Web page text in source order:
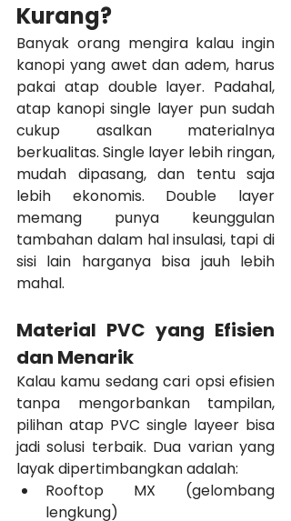
Kurang?
Banyak orang mengira kalau ingin
kanopi yang awet dan adem, harus
pakai atap double layer. Padahal,
atap kanopi single layer pun sudah
cukup asalkan materialnya
berkualitas. Single layer lebih ringan,
mudah dipasang, dan tentu saja
lebih ekonomis. Double layer
memang punya keunggulan
tambahan dalam hal insulasi, tapi di
sisi lain harganya bisa jauh lebih
mahal.
Material PVC yang Efisien
dan Menarik
Kalau kamu sedang cari opsi efisien
tanpa mengorbankan tampilan,
pilihan atap PVC single layeer bisa
jadi solusi terbaik. Dua varian yang
layak dipertimbangkan adalah:
Rooftop MX (gelombang
lengkung)